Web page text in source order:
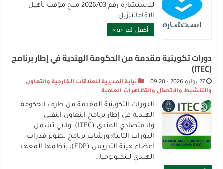
للاستشارة رقم 2026/03 منح مؤقت تأهيل
الاقاماتتنزيل
أكمل القراءة »
دورات تكوينية مقدمة من الحكومة الهندية في إطار برنامج
(ITEC)
27 يوليو 2026 - 09:20
نيابة المديرية للعلاقات الخارجية والتعاون
والتنشيط والاتصال والتظاهرات العلمية
الدورات التكوينية المقدمة من طرف الحكومة
الهندية في إطار برنامج التعاون التقني
والاقتصادي الهندي (ITEC)، والتي تشمل
الدورات التالية: ورشات برنامج تطوير قدرات
أعضاء هيئة التدريس (FDP)، ينظمها المعهد
الهندي للتكنولوجيا…